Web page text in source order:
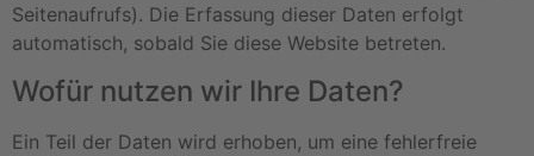
Seitenaufrufs). Die Erfassung dieser Daten erfolgt
automatisch, sobald Sie diese Website betreten.
Wofür nutzen wir Ihre Daten?
Ein Teil der Daten wird erhoben, um eine fehlerfreie